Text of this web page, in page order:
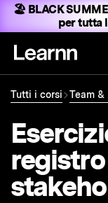
🏖️ BLACK
per tutta
Tutti i corsi Team &